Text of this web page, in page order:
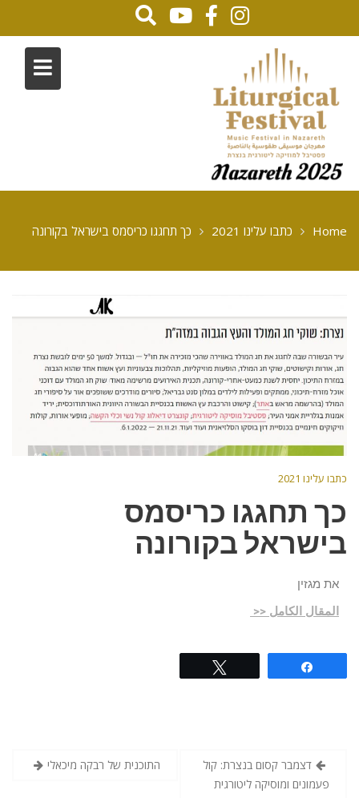
Home כתבו עלינו 2021 כך תחגגו כריסמס בישראל בקורונה
כתבו עלינו 2021
כך תחגגו כריסמס
בישראל בקורונה
את מגזין
المقال الكامل <<
דצמבר קסום בנצרת: קול
פעמונים ומוסיקה ליטורגית
התוכנית של רבקה מיכאלי